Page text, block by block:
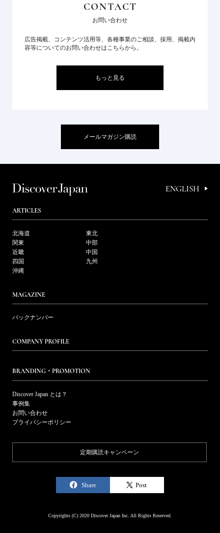
CONTACT
お問い合わせ
広告掲載、コンテンツ活用等、各種事業のご相談、採用、掲載内
容等についてのお問い合わせはこちらから。
もっと見る
メールマガジン購読
ENGLISH
ARTICLES
北海道
東北
関東
中部
近畿
中国
四国
九州
沖縄
MAGAZINE
バックナンバー
COMPANY PROFILE
BRANDING・PROMOTION
Discover Japan とは？
事例集
お問い合わせ
プライバシーポリシー
定期購読キャンペーン
Share Post
Copyrights (C) 2020 Discover Japan Inc. All Rights Reserved.